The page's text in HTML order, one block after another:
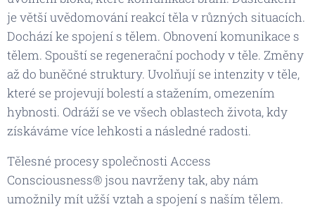
je větší uvědomování reakcí těla v různých situacích.
Dochází ke spojení s tělem. Obnovení komunikace s
tělem. Spouští se regenerační pochody v těle. Změny
až do buněčné struktury. Uvolňují se intenzity v těle,
které se projevují bolestí a stažením, omezením
hybnosti. Odráží se ve všech oblastech života, kdy
získáváme více lehkosti a následné radosti.
Tělesné procesy společnosti Access
Consciousness® jsou navrženy tak, aby nám
umožnily mít užší vztah a spojení s naším tělem.